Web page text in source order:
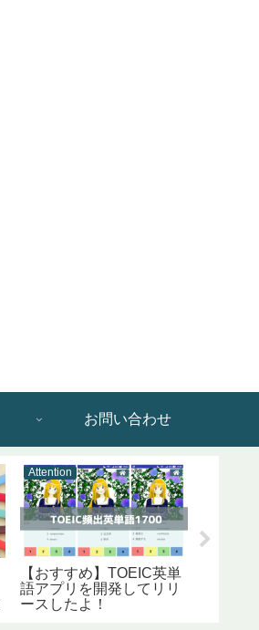
お問い合わせ
Attention
【おすすめ】TOEIC英単
語アプリを開発してリリ
ースしたよ！